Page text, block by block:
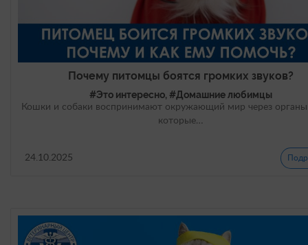
Почему питомцы боятся громких звуков?
#Это интересно, #Домашние любимцы
Кошки и собаки воспринимают окружающий мир через органы
которые…
24.10.2025